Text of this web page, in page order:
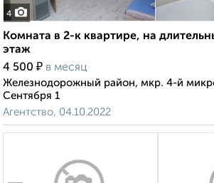
4
Комната в 2-к квартире, на
этаж
4 500 ₽ в месяц
Железнодорожный район, мкр. 4-й
Сентября 1
Агентство, 04.10.2022